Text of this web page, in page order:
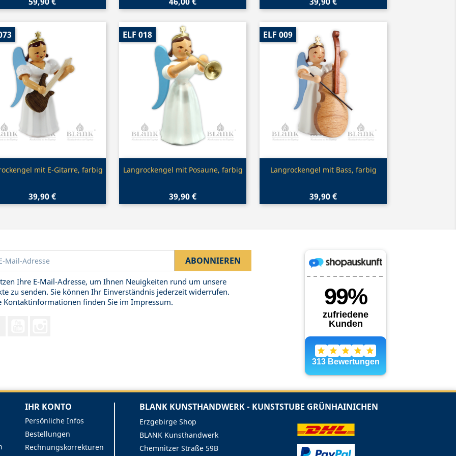
Vorschau
mit E-Gitarre, farbig
39,90 €
Vorschau
Langrockengel mit Posaune, farbig
39,90 €
ELF 018
Vorschau
Langrockengel mit Bass, farbig
39,90 €
ELF 009
Ihre E-Mail-Adresse, um Ihnen Neuigkeiten rund um unsere
zu senden. Sie können Ihr Einverständnis jederzeit widerrufen.
Kontaktinformationen finden Sie im Impressum.
IHR KONTO
Persönliche Infos
Bestellungen
Rechnungskorrekturen
BLANK KUNSTHANDWERK - KUNSTSTUBE GRÜNHAINICHEN
Erzgebirge Shop
BLANK Kunsthandwerk
Chemnitzer Straße 59B